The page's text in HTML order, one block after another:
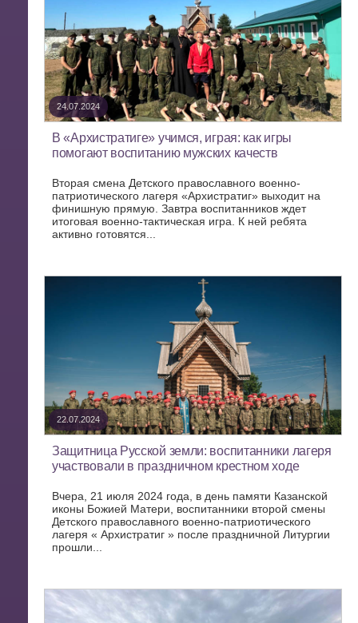
24.07.2024
В «Архистратиге» учимся, играя: как игры
помогают воспитанию мужских качеств
Вторая смена Детского православного военно-
патриотического лагеря «Архистратиг» выходит на
финишную прямую. Завтра воспитанников ждет
итоговая военно-тактическая игра. К ней ребята
активно готовятся...
22.07.2024
Защитница Русской земли: воспитанники лагеря
участвовали в праздничном крестном ходе
Вчера, 21 июля 2024 года, в день памяти Казанской
иконы Божией Матери, воспитанники второй смены
Детского православного военно-патриотического
лагеря « Архистратиг » после праздничной Литургии
прошли...